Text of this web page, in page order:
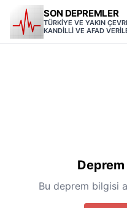
SON DEPREMLER
TÜRKİYE VE YAKIN
KANDİLLİ VE AFAD
Deprem
Bu deprem bilgisi